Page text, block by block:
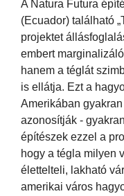
A Natura Futura
(Ecuador) található
projektet
embert
hanem a téglát
is ellátja. Ezt a
Amerikában
azonosítják -
építészek ezzel a
hogy a tégla milyen
élettelteli, lakható
amerikai város